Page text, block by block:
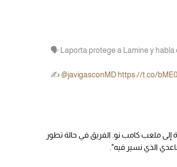
🗣️ Laporta protege a Lamine y habla
✍️ @javigasconMD https://t.co/
إلى ملعب كامب نو. الفريق في حالة تطور
الذي نسير فيه".